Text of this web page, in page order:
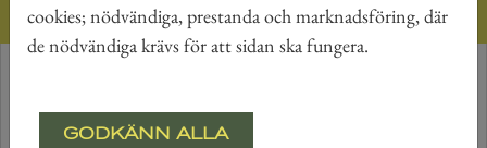
LEDIGA LÄGENHETER
cookies; nödvändiga, prestanda och marknadsföring, där
de nödvändiga krävs för att sidan ska fungera.
GODKÄNN ALLA